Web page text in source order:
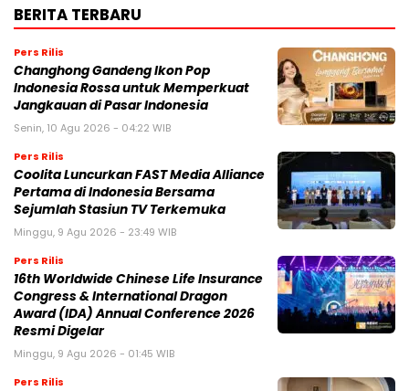
BERITA TERBARU
Pers Rilis
Changhong Gandeng Ikon Pop
Indonesia Rossa untuk Memperkuat
Jangkauan di Pasar Indonesia
Senin, 10 Agu 2026 - 04:22 WIB
Pers Rilis
Coolita Luncurkan FAST Media Alliance
Pertama di Indonesia Bersama
Sejumlah Stasiun TV Terkemuka
Minggu, 9 Agu 2026 - 23:49 WIB
Pers Rilis
16th Worldwide Chinese Life Insurance
Congress & International Dragon
Award (IDA) Annual Conference 2026
Resmi Digelar
Minggu, 9 Agu 2026 - 01:45 WIB
Pers Rilis